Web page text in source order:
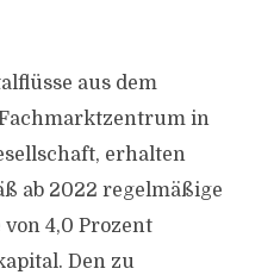
aus dem
in
erhalten
ab 2022 regelmäßige
4,0 Prozent
Den zu